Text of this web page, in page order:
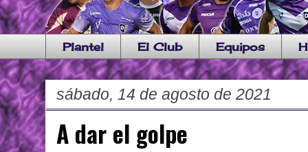
Plantel El Club Equipos
sábado, 14 de agosto de 2021
A dar el golpe